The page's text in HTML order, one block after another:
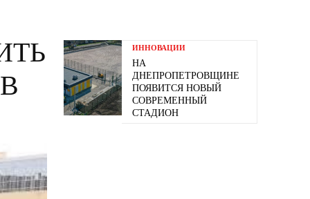
ИННОВАЦИИ
НА
ДНЕПРОПЕТРОВЩИНЕ
ПОЯВИТСЯ НОВЫЙ
СОВРЕМЕННЫЙ
СТАДИОН